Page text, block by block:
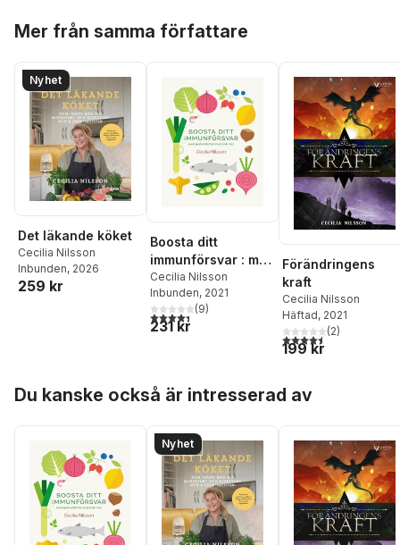
Mer från samma författare
Nyhet
Det läkande köket
Cecilia Nilsson
Inbunden, 2026
259 kr
Boosta ditt
immunförsvar : med
god
antiinflammatorisk
mat
Cecilia Nilsson
Inbunden, 2021
4,4utav 5 stjärnor. Totalt antal röster:
(9)
231 kr
Förändringens
kraft
Cecilia Nilsson
Häftad, 2021
4,5utav 5 stjärnor.
(2)
199 kr
Du kanske också är intresserad av
Nyhet